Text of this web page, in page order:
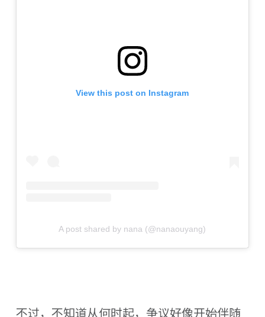
View this post on Instagram
A post shared by nana (@nanaouyang)
不过，不知道从何时起，争议好像开始伴随